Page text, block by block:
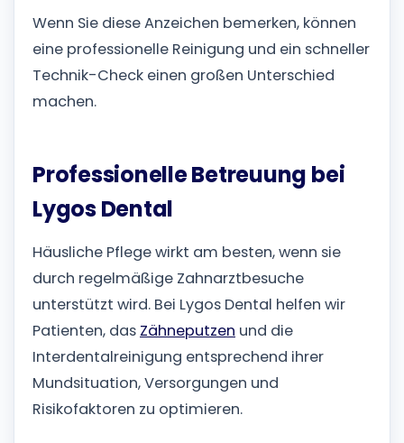
Wenn Sie diese Anzeichen bemerken, können
eine professionelle Reinigung und ein schneller
Technik-Check einen großen Unterschied
machen.
Professionelle Betreuung bei
Lygos Dental
Häusliche Pflege wirkt am besten, wenn sie
durch regelmäßige Zahnarztbesuche
unterstützt wird. Bei Lygos Dental helfen wir
Patienten, das Zähneputzen und die
Interdentalreinigung entsprechend ihrer
Mundsituation, Versorgungen und
Risikofaktoren zu optimieren.